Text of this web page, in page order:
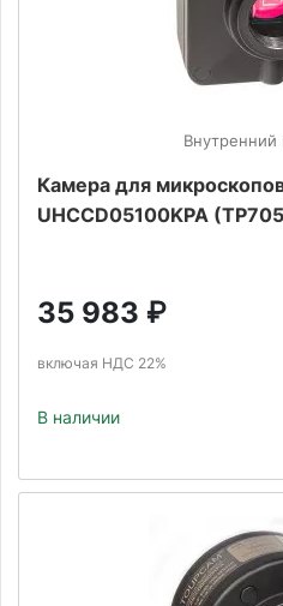
Внутренний
Камера для
UHCCD05100KPA
35 983 ₽
включая НДС 22%
В наличии